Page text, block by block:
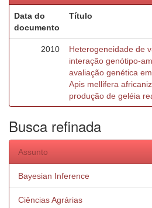
Data do
documento
Título
2010
Heterogeneidade de
interação genótipo-
avaliação genética
Apis mellifera
produção de geléia
Busca refinada
Assunto
Bayesian Inference
Ciências Agrárias